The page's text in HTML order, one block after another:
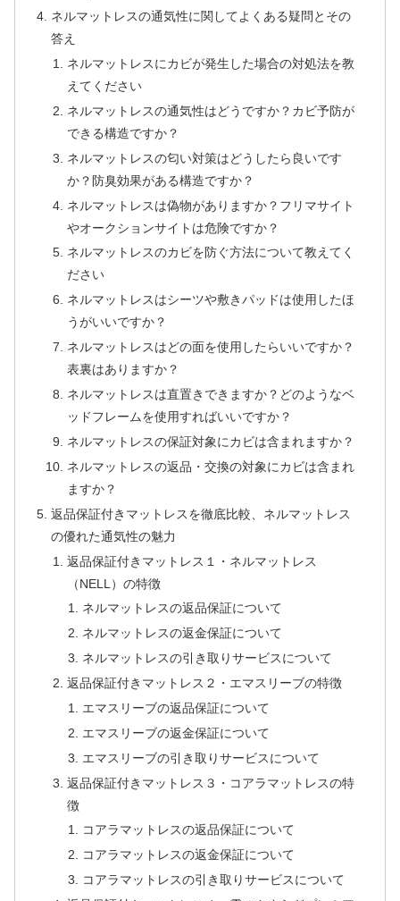
ネルマットレスの通気性に関してよくある疑問とその
答え
ネルマットレスにカビが発生した場合の対処法を教
えてください
ネルマットレスの通気性はどうですか？カビ予防が
できる構造ですか？
ネルマットレスの匂い対策はどうしたら良いです
か？防臭効果がある構造ですか？
ネルマットレスは偽物がありますか？フリマサイト
やオークションサイトは危険ですか？
ネルマットレスのカビを防ぐ方法について教えてく
ださい
ネルマットレスはシーツや敷きパッドは使用したほ
うがいいですか？
ネルマットレスはどの面を使用したらいいですか？
表裏はありますか？
ネルマットレスは直置きできますか？どのようなベ
ッドフレームを使用すればいいですか？
ネルマットレスの保証対象にカビは含まれますか？
ネルマットレスの返品・交換の対象にカビは含まれ
ますか？
返品保証付きマットレスを徹底比較、ネルマットレス
の優れた通気性の魅力
返品保証付きマットレス１・ネルマットレス
（NELL）の特徴
ネルマットレスの返品保証について
ネルマットレスの返金保証について
ネルマットレスの引き取りサービスについて
返品保証付きマットレス２・エマスリーブの特徴
エマスリーブの返品保証について
エマスリーブの返金保証について
エマスリーブの引き取りサービスについて
返品保証付きマットレス３・コアラマットレスの特
徴
コアラマットレスの返品保証について
コアラマットレスの返金保証について
コアラマットレスの引き取りサービスについて